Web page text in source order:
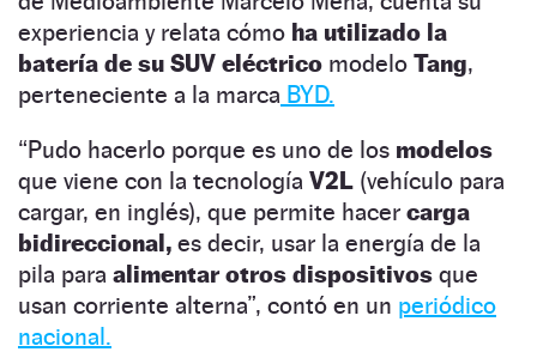
experiencia y relata cómo ha utilizado la
batería de su SUV eléctrico modelo Tang,
perteneciente a la marca BYD.
“Pudo hacerlo porque es uno de los modelos
que viene con la tecnología V2L (vehículo para
cargar, en inglés), que permite hacer carga
bidireccional, es decir, usar la energía de la
pila para alimentar otros dispositivos que
usan corriente alterna”, contó en un periódico
nacional.